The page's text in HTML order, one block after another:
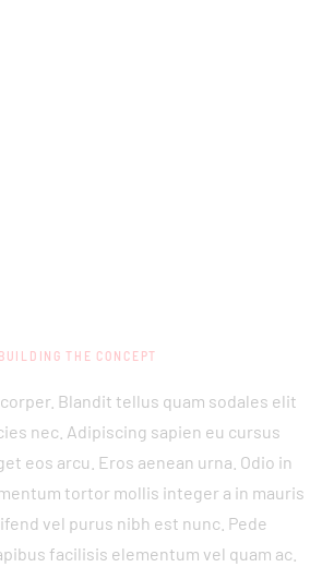
BUILDING THE CONCEPT
Blandit tellus quam sodales elit
nec. Adipiscing sapien eu cursus
eos arcu. Eros aenean urna. Odio in
tortor mollis integer a in mauris
vel purus nibh est nunc. Pede
facilisis elementum vel quam ac.